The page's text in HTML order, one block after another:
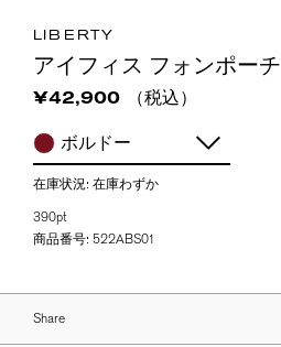
LIBERTY
アイフィス フォンポーチ
¥42,900
（税込）
ボルドー
在庫状況: 在庫わずか
390pt
商品番号: 522ABS01
Share